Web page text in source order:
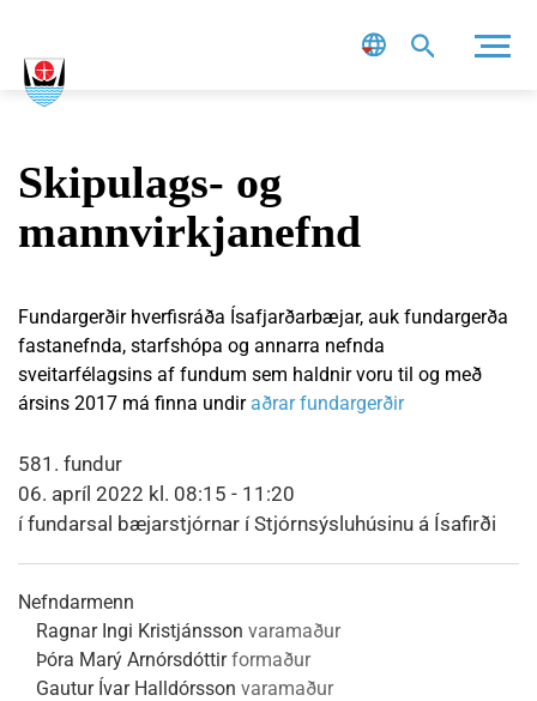
Skipulags- og
mannvirkjanefnd
Fundargerðir hverfisráða Ísafjarðarbæjar, auk fundargerða
fastanefnda, starfshópa og annarra nefnda
sveitarfélagsins af fundum sem haldnir voru til og með
ársins 2017 má finna undir aðrar fundargerðir
581. fundur
06. apríl 2022 kl. 08:15 - 11:20
í fundarsal bæjarstjórnar í Stjórnsýsluhúsinu á Ísafirði
Nefndarmenn
Ragnar Ingi Kristjánsson varamaður
Þóra Marý Arnórsdóttir formaður
Gautur Ívar Halldórsson varamaður